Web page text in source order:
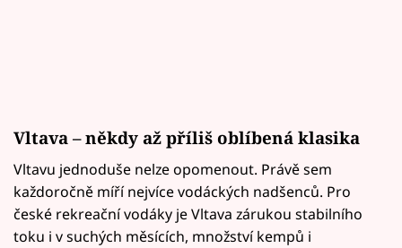
Vltava – někdy až příliš oblíbená klasika
Vltavu jednoduše nelze opomenout. Právě sem
každoročně míří nejvíce vodáckých nadšenců. Pro
české rekreační vodáky je Vltava zárukou stabilního
toku i v suchých měsících, množství kempů i